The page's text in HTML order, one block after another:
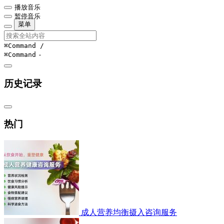
播放音乐
暂停音乐
菜单
⌘Command /
⌘Command -
历史记录
热门
成人营养均衡摄入咨询服务